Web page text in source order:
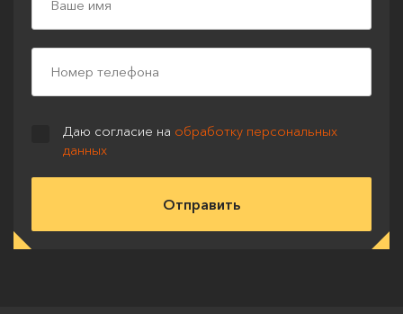
Даю согласие на обработку персональных
данных